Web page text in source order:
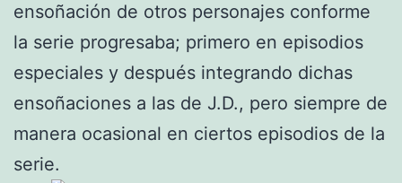
ensoñación de otros personajes conforme
la serie progresaba; primero en episodios
especiales y después integrando dichas
ensoñaciones a las de J.D., pero siempre de
manera ocasional en ciertos episodios de la
serie.